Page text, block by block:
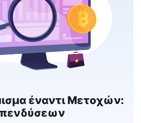
έναντι Μετοχών: